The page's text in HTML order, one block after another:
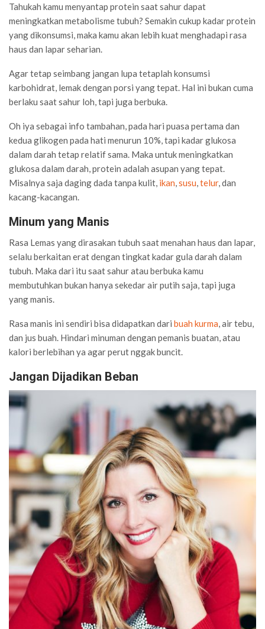
Tahukah kamu menyantap protein saat sahur dapat
meningkatkan metabolisme tubuh? Semakin cukup kadar protein
yang dikonsumsi, maka kamu akan lebih kuat menghadapi rasa
haus dan lapar seharian.
Agar tetap seimbang jangan lupa tetaplah konsumsi
karbohidrat, lemak dengan porsi yang tepat. Hal ini bukan cuma
berlaku saat sahur loh, tapi juga berbuka.
Oh iya sebagai info tambahan, pada hari puasa pertama dan
kedua glikogen pada hati menurun 10%, tapi kadar glukosa
dalam darah tetap relatif sama. Maka untuk meningkatkan
glukosa dalam darah, protein adalah asupan yang tepat.
Misalnya saja daging dada tanpa kulit, ikan,susu,telur, dan
kacang-kacangan.
Minum yang Manis
Rasa Lemas yang dirasakan tubuh saat menahan haus dan lapar,
selalu berkaitan erat dengan tingkat kadar gula darah dalam
tubuh. Maka dari itu saat sahur atau berbuka kamu
membutuhkan bukan hanya sekedar air putih saja, tapi juga
yang manis.
Rasa manis ini sendiri bisa didapatkan dari buah kurma, air tebu,
dan jus buah. Hindari minuman dengan pemanis buatan, atau
kalori berlebihan ya agar perut nggak buncit.
Jangan Dijadikan Beban